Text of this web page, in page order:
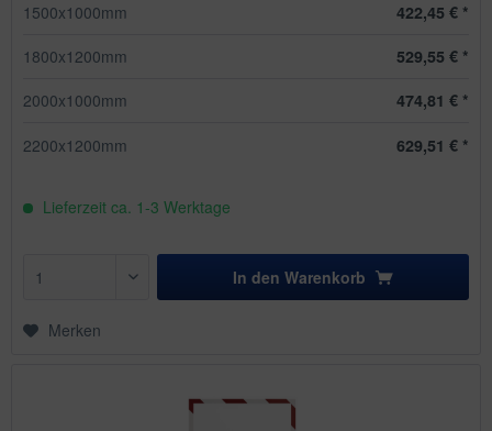
1500x1000mm
422,45 € *
1800x1200mm
529,55 € *
2000x1000mm
474,81 € *
2200x1200mm 629,51 € *
Lieferzeit ca. 1-3 Werktage
In den Warenkorb
Merken